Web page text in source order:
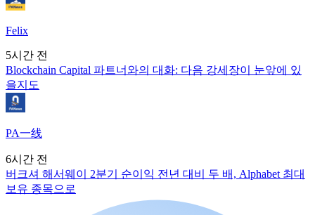
Felix
5시간 전
Blockchain Capital 파트너와의 대화: 다음 강세장이 눈앞에 있
을지도
PA一线
6시간 전
버크셔 해서웨이 2분기 순이익 전년 대비 두 배, Alphabet 최대
보유 종목으로